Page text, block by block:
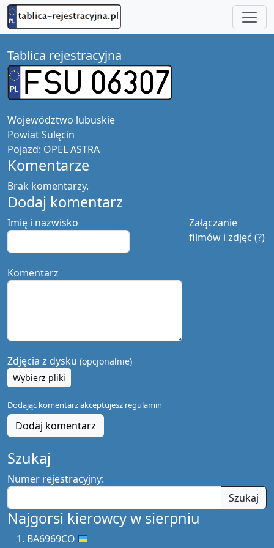
Tablica rejestracyjna
Województwo lubuskie
PowiatSulęcin
Pojazd: OPEL ASTRA
Komentarze
Brak komentarzy.
Dodaj komentarz
Załączanie
filmów i zdjęć (?)
Imię i nazwisko
Komentarz
Zdjęcia z dysku (opcjonalnie)
Wybierz pliki
Dodając komentarz akceptujesz regulamin
Dodaj komentarz
Szukaj
Numer rejestracyjny:
Szukaj
Najgorsi kierowcy w sierpniu
BA6969CO